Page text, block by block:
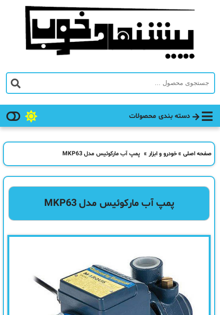
دسته بندی محصولات
صفحه اصلی »خودرو و ابزار » پمپ آب مارکوئیس مدل MKP63
پمپ آب مارکوئیس مدل MKP63